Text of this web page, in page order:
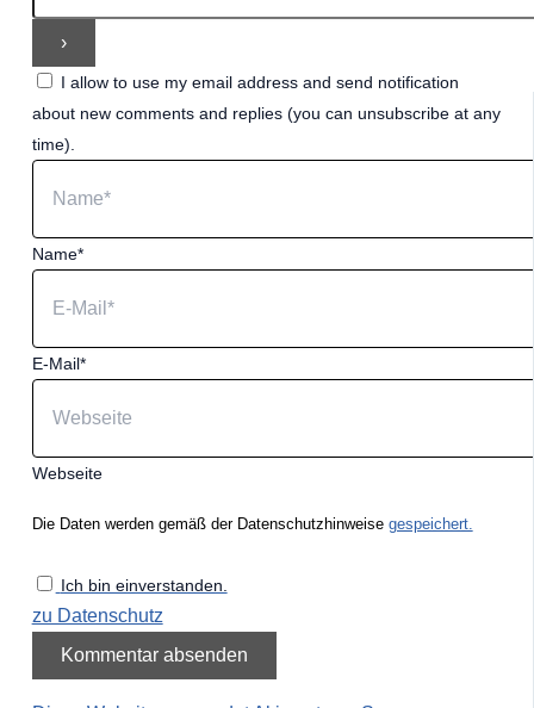
I allow to use my email address and send notification
about new comments and replies (you can unsubscribe at any
time).
Name*
E-Mail*
Webseite
Die Daten werden gemäß der Datenschutzhinweise gespeichert.
Ich bin einverstanden.
zu Datenschutz